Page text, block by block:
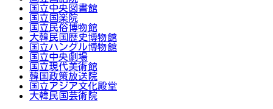
国立中央図書館
国立国楽院
国立民俗博物館
大韓民国歴史博物館
国立ハングル博物館
国立中央劇場
国立現代美術館
韓国政策放送院
国立アジア文化殿堂
大韓民国芸術院